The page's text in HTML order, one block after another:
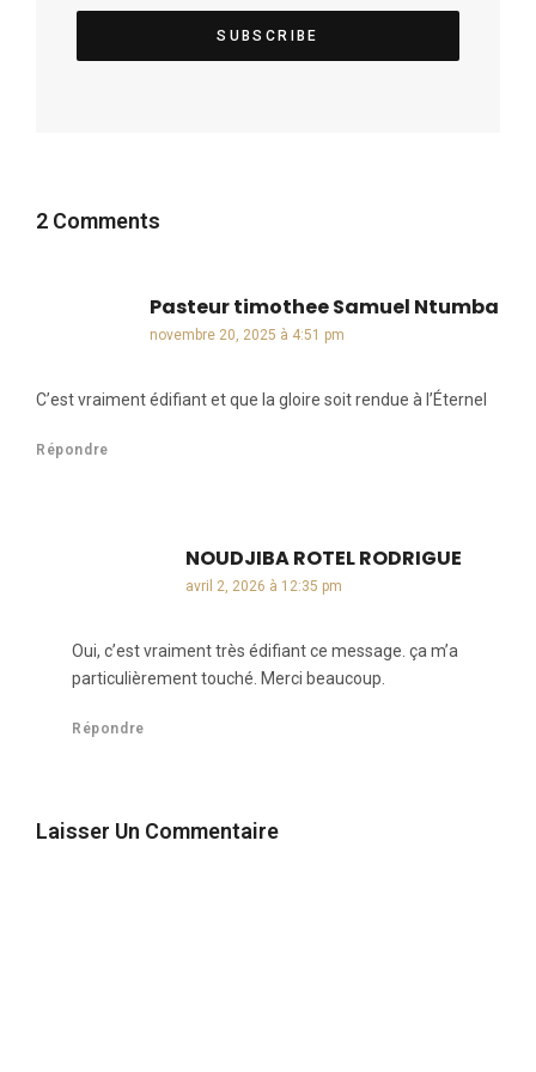
2 Comments
Pasteur timothee Samuel Ntumba
novembre 20, 2025 à 4:51 pm
C’est vraiment édifiant et que la gloire soit rendue à l’Éternel
Répondre
NOUDJIBA ROTEL RODRIGUE
avril 2, 2026 à 12:35 pm
Oui, c’est vraiment très édifiant ce message. ça m’a
particulièrement touché. Merci beaucoup.
Répondre
Laisser Un Commentaire